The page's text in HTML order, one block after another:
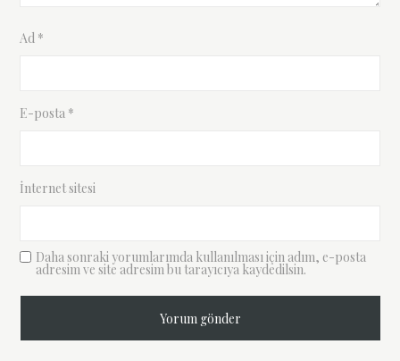
Ad *
E-posta *
İnternet sitesi
Daha sonraki yorumlarımda kullanılması için adım, e-posta
adresim ve site adresim bu tarayıcıya kaydedilsin.